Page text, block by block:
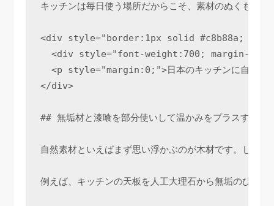
キッチンは毎日使う場所だからこそ、素材のぬくもり
<div style="border:1px solid #c8b88a;
<div style="font-weight:700; margin-
<p style="margin:0;">日本のキッチンに自然素材
</div>
## 無垢材と漆喰を部分使いして温かみをプラスする
自然素材といえばまず思い浮かぶのが木材です。しか
例えば、キッチンの天板を人工大理石から無垢のひの